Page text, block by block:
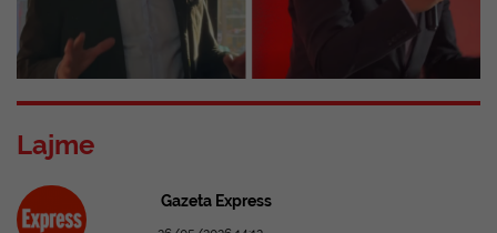
Lajme
Gazeta Express